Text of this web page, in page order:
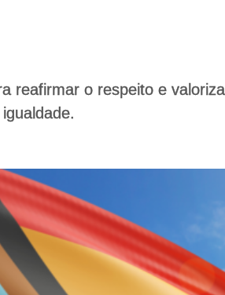
reafirmar o respeito e